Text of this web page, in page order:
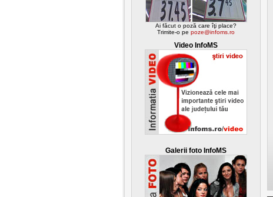
Ai făcut o poză care îţi place?
Trimite-o pe poze@infoms.ro
Video InfoMS
Galerii foto InfoMS